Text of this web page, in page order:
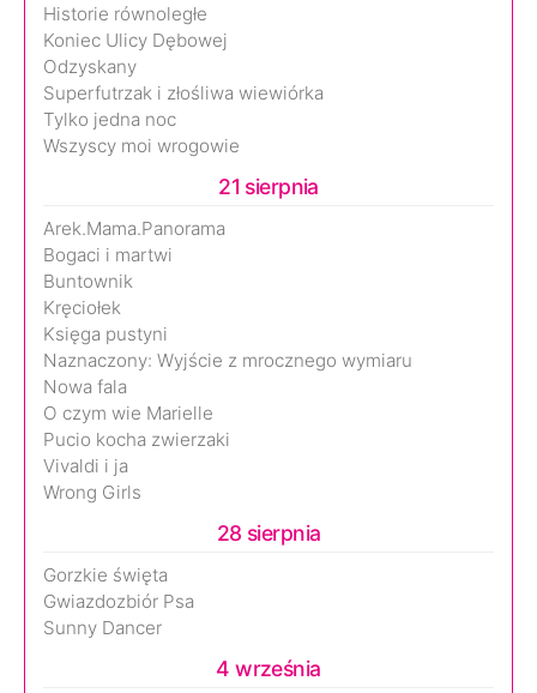
Historie równoległe
Koniec Ulicy Dębowej
Odzyskany
Superfutrzak i złośliwa wiewiórka
Tylko jedna noc
Wszyscy moi wrogowie
21 sierpnia
Arek.Mama.Panorama
Bogaci i martwi
Buntownik
Kręciołek
Księga pustyni
Naznaczony: Wyjście z mrocznego wymiaru
Nowa fala
O czym wie Marielle
Pucio kocha zwierzaki
Vivaldi i ja
Wrong Girls
28 sierpnia
Gorzkie święta
Gwiazdozbiór Psa
Sunny Dancer
4 września